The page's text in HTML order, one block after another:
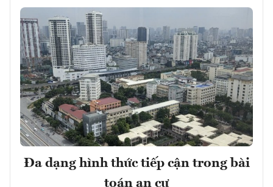
Đa dạng hình thức tiếp cận trong bài
toán an cư